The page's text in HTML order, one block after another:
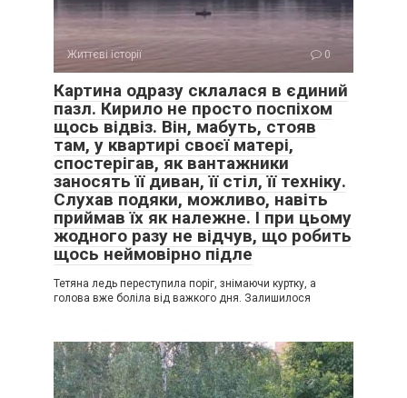
Життєві історії 0
Картина одразу склалася в єдиний
пазл. Кирило не просто поспіхом
щось відвіз. Він, мабуть, стояв
там, у квартирі своєї матері,
спостерігав, як вантажники
заносять її диван, її стіл, її техніку.
Слухав подяки, можливо, навіть
приймав їх як належне. І при цьому
жодного разу не відчув, що робить
щось неймовірно підле
Тетяна ледь переступила поріг, знімаючи куртку, а
голова вже боліла від важкого дня. Залишилося